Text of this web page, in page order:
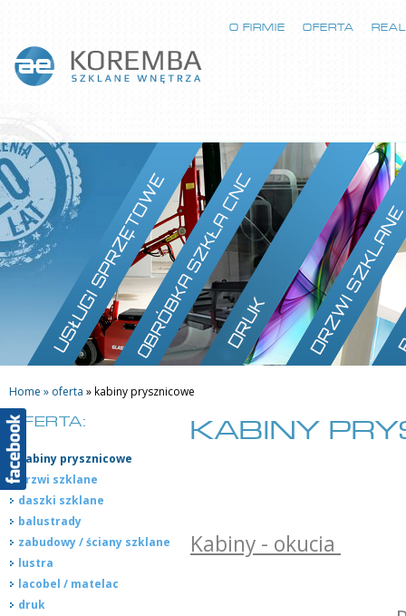
O FIRMIE OFERTA
Home » oferta »kabiny prysznicowe
OFERTA:
kabiny prysznicowe
drzwi szklane
daszki szklane
balustrady
zabudowy / ściany szklane
lustra
lacobel / matelac
druk
KABINY
Kabiny - okucia